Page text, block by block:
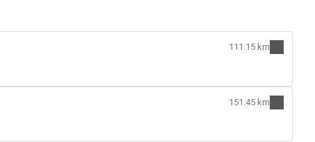
111.15 km
151.45 km